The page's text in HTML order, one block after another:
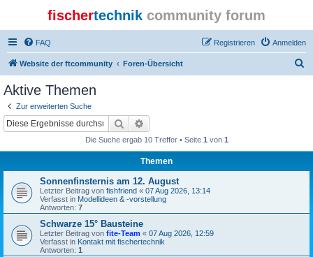
fischertechnik community forum
FAQ Anmelden
Registrieren
Website der ftcommunity Foren-Übersicht
Aktive Themen
Zur erweiterten Suche
Suche
Die Suche ergab 10 Treffer • Seite 1 von 1
Themen
Sonnenfinsternis am 12. August
Letzter Beitrag von fishfriend « 07 Aug 2026, 13:14
Verfasst in Modellideen & -vorstellung
Antworten: 7
Schwarze 15° Bausteine
Letzter Beitrag von fite-Team « 07 Aug 2026, 12:59
Verfasst in Kontakt mit fischertechnik
Antworten: 1